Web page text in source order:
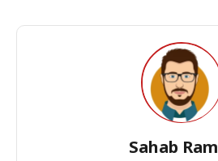
Sahab Ram